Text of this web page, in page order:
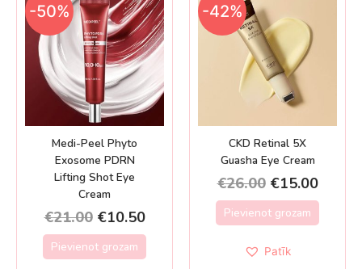
-50%
Medi-Peel Phyto
Exosome PDRN
Lifting Shot Eye
Cream
€21.00 €10.50
Pievienot grozam
-42%
CKD Retinal 5X
Guasha Eye Cream
€26.00 €15.00
Pievienot grozam
Patīk